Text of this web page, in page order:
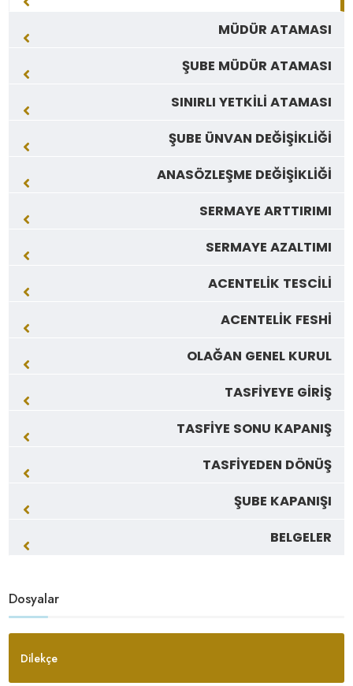
MÜDÜR ATAMASI
ŞUBE MÜDÜR ATAMASI
SINIRLI YETKİLİ ATAMASI
ŞUBE ÜNVAN DEĞİŞİKLİĞİ
ANASÖZLEŞME DEĞİŞİKLİĞİ
SERMAYE ARTTIRIMI
SERMAYE AZALTIMI
ACENTELİK TESCİLİ
ACENTELİK FESHİ
OLAĞAN GENEL KURUL
TASFİYEYE GİRİŞ
TASFİYE SONU KAPANIŞ
TASFİYEDEN DÖNÜŞ
ŞUBE KAPANIŞI
BELGELER
Dosyalar
Dilekçe